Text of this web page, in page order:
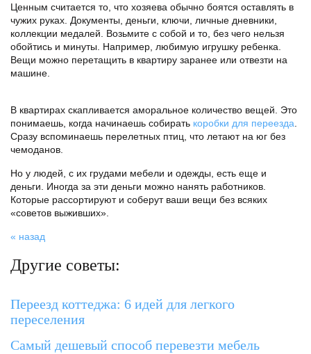
Ценным считается то, что хозяева обычно боятся оставлять в
чужих руках. Документы, деньги, ключи, личные дневники,
коллекции медалей. Возьмите с собой и то, без чего нельзя
обойтись и минуты. Например, любимую игрушку ребенка.
Вещи можно перетащить в квартиру заранее или отвезти на
машине.
В квартирах скапливается аморальное количество вещей. Это
понимаешь, когда начинаешь собирать коробки для переезда
Сразу вспоминаешь перелетных птиц, что летают на юг без
чемоданов.
Но у людей, с их грудами мебели и одежды, есть еще и
деньги. Иногда за эти деньги можно нанять работников.
Которые рассортируют и соберут ваши вещи без всяких
«советов выживших».
« назад
Другие советы:
Переезд коттеджа: 6 идей для легкого
переселения
Самый дешевый способ перевезти мебель